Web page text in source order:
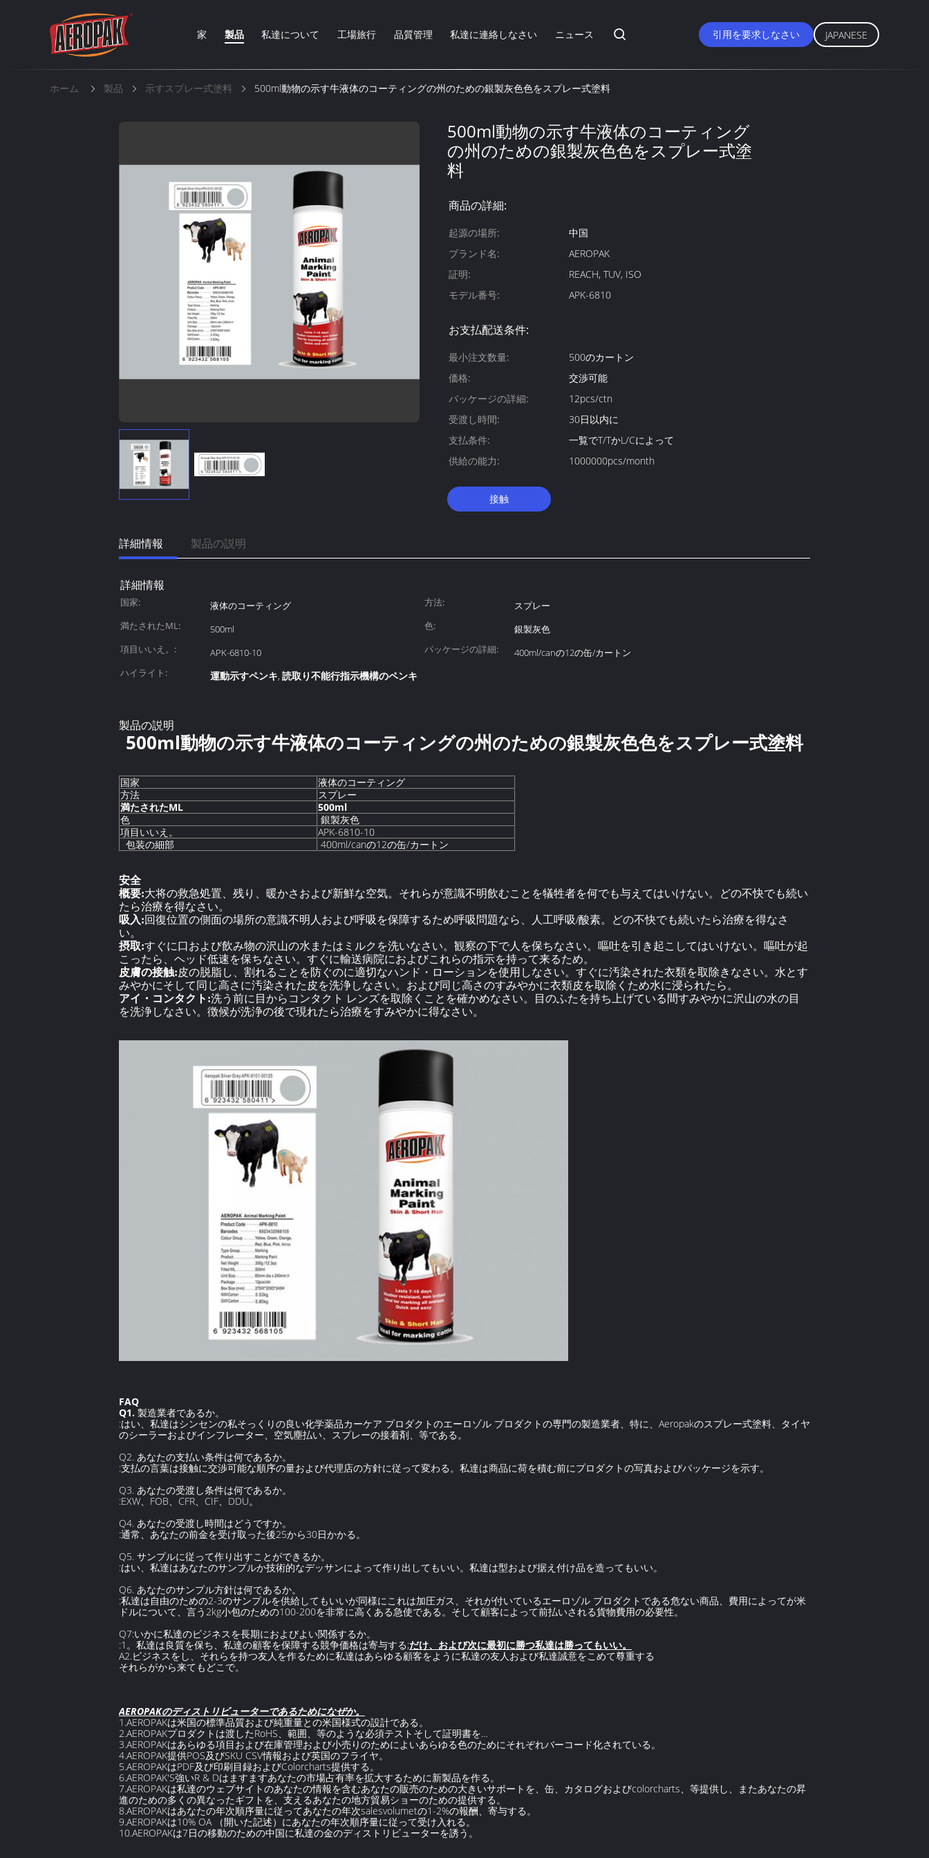
家 製品 私達について 工場旅行 品質管理 私達に連絡しなさい ニュース 引用を要求しなさい JAPANESE
ホーム 製品 示すスプレー式塗料 500ml動物の示す牛液体のコーティングの州のための銀製灰色色をスプレー式塗料
500ml動物の示す牛液体のコーティング
の州のための銀製灰色色をスプレー式塗
料
商品の詳細:
起源の場所:
中国
ブランド名:
AEROPAK
証明:
REACH, TUV, ISO
モデル番号:
APK-6810
お支払配送条件:
最小注文数量:
500のカートン
価格:
交渉可能
パッケージの詳細:
12pcs/ctn
受渡し時間:
30日以内に
支払条件:
一覧でT/TかL/Cによって
供給の能力:
1000000pcs/month
接触
詳細情報 製品の説明
詳細情報
国家: 液体のコーティング 方法:
スプレー
満たされたML:
500ml 色:
銀製灰色
項目いいえ。:
APK-6810-10 パッケージの詳細:
400ml/canの12の缶/カートン
ハイライト:
運動示すペンキ, 読取り不能行指示機構のペンキ
製品の説明
500ml動物の示す牛液体のコーティングの州のための銀製灰色色をスプレー式塗料
国家
液体のコーティング
方法
スプレー
満たされたML
500ml
色
銀製灰色
項目いいえ。
APK-6810-10
包装の細部
400ml/canの12の缶/カートン
安全
概要:大将の救急処置、残り、暖かさおよび新鮮な空気。それらが意識不明飲むことを犠牲者を何でも与えてはいけない。どの不快でも続い
たら治療を得なさい。
吸入:回復位置の側面の場所の意識不明人および呼吸を保障するため呼吸問題なら、人工呼吸/酸素。どの不快でも続いたら治療を得なさ
い。
摂取:すぐに口および飲み物の沢山の水またはミルクを洗いなさい。観察の下で人を保ちなさい。嘔吐を引き起こしてはいけない。嘔吐が起
こったら、ヘッド低速を保ちなさい。すぐに輸送病院におよびこれらの指示を持って来るため。
皮膚の接触:皮の脱脂し、割れることを防ぐのに適切なハンド・ローションを使用しなさい。すぐに汚染された衣類を取除きなさい。水とす
みやかにそして同じ高さに汚染された皮を洗浄しなさい。および同じ高さのすみやかに衣類皮を取除くため水に浸られたら。
アイ・コンタクト:洗う前に目からコンタクト レンズを取除くことを確かめなさい。目のふたを持ち上げている間すみやかに沢山の水の目
を洗浄しなさい。徴候が洗浄の後で現れたら治療をすみやかに得なさい。
FAQ
Q1. 製造業者であるか。
:はい、私達はシンセンの私そっくりの良い化学薬品カーケア プロダクトのエーロゾル プロダクトの専門の製造業者、特に、Aeropakのスプレー式塗料、タイヤ
のシーラーおよびインフレーター、空気塵払い、スプレーの接着剤、等である。
Q2. あなたの支払い条件は何であるか。
:支払の言葉は接触に交渉可能な順序の量および代理店の方針に従って変わる。私達は商品に荷を積む前にプロダクトの写真およびパッケージを示す。
Q3. あなたの受渡し条件は何であるか。
:EXW、FOB、CFR、CIF、DDU。
Q4. あなたの受渡し時間はどうですか。
:通常、あなたの前金を受け取った後25から30日かかる。
Q5. サンプルに従って作り出すことができるか。
:はい、私達はあなたのサンプルか技術的なデッサンによって作り出してもいい。私達は型および据え付け品を造ってもいい。
Q6. あなたのサンプル方針は何であるか。
:私達は自由のための2-3のサンプルを供給してもいいが同様にこれは加圧ガス、それが付いているエーロゾル プロダクトである危ない商品、費用によってが米
ドルについて、言う2kg小包のための100-200を非常に高くある急使である。そして顧客によって前払いされる貨物費用の必要性。
Q7:いかに私達のビジネスを長期におよびよい関係するか。
:1。私達は良質を保ち、私達の顧客を保障する競争価格は寄与する;だけ、および次に最初に勝つ私達は勝ってもいい。
A2.ビジネスをし、それらを持つ友人を作るために私達はあらゆる顧客をように私達の友人および私達誠意をこめて尊重する
それらがから来てもどこで。
AEROPAKのディストリビューターであるためになぜか。
1.AEROPAKは米国の標準品質および純重量との米国様式の設計である。
2.AEROPAKプロダクトは渡したRoHS、範囲、等のような必須テストそして証明書を…
3.AEROPAKはあらゆる項目および在庫管理および小売りのためによいあらゆる色のためにそれぞれバーコード化されている。
4.AEROPAK提供POS及びSKU CSV情報および英国のフライヤ。
5.AEROPAKはPDF及び印刷目録およびColorcharts提供する。
6.AEROPAK'S強いR & Dはますますあなたの市場占有率を拡大するために新製品を作る。
7.AEROPAKは私達のウェブサイトのあなたの情報を含むあなたの販売のための大きいサポートを、缶、カタログおよびcolorcharts、等提供し、またあなたの昇
進のための多くの異なったギフトを、支えるあなたの地方貿易ショーのための提供する。
8.AEROPAKはあなたの年次順序量に従ってあなたの年次salesvolumetの1-2%の報酬、寄与する。
9.AEROPAKは10% OA （開いた記述）にあなたの年次順序量に従って受け入れる。
10.AEROPAKは7日の移動のための中国に私達の金のディストリビューターを誘う。